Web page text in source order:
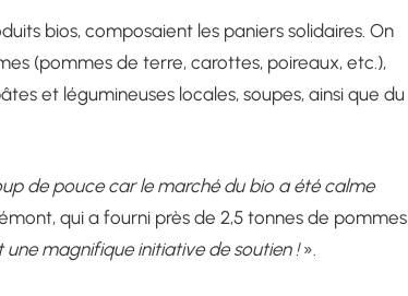
bios, composaient les paniers solidaires. On
(pommes de terre, carottes, poireaux, etc.),
et légumineuses locales, soupes, ainsi que du
de pouce car le marché du bio a été calme
qui a fourni près de 2,5 tonnes de pommes
une magnifique initiative de soutien !».